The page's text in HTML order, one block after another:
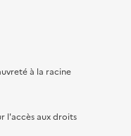
à la racine
l'accès aux droits